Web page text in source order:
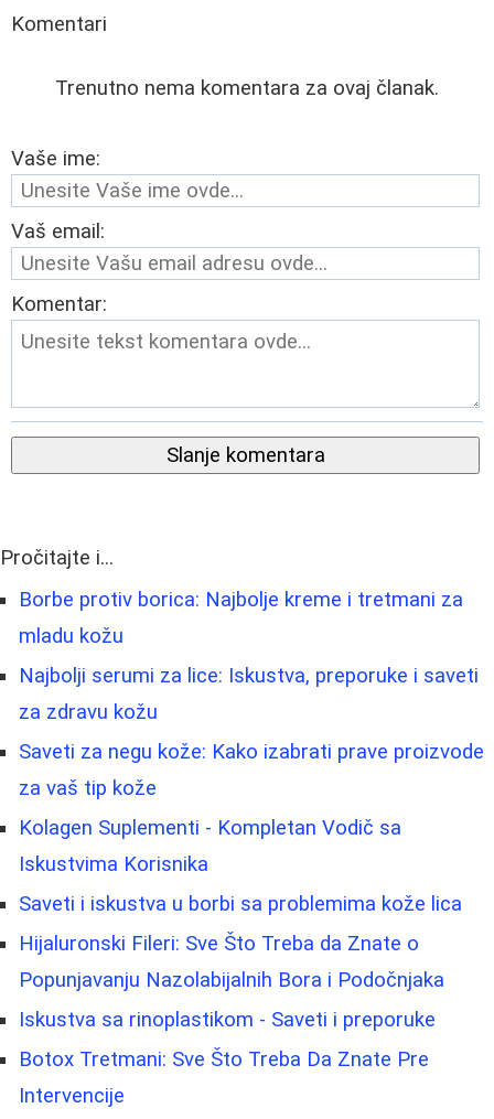
Komentari
Trenutno nema komentara za ovaj članak.
Vaše ime:
Vaš email:
Komentar:
Slanje komentara
Pročitajte i...
Borbe protiv borica: Najbolje kreme i tretmani za
mladu kožu
Najbolji serumi za lice: Iskustva, preporuke i saveti
za zdravu kožu
Saveti za negu kože: Kako izabrati prave proizvode
za vaš tip kože
Kolagen Suplementi - Kompletan Vodič sa
Iskustvima Korisnika
Saveti i iskustva u borbi sa problemima kože lica
Hijaluronski Fileri: Sve Što Treba da Znate o
Popunjavanju Nazolabijalnih Bora i Podočnjaka
Iskustva sa rinoplastikom - Saveti i preporuke
Botox Tretmani: Sve Što Treba Da Znate Pre
Intervencije